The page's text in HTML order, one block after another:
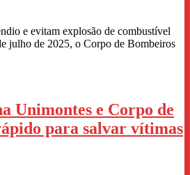
e evitam explosão de combustível
julho de 2025, o Corpo de Bombeiros
Unimontes e Corpo de
para salvar vítimas